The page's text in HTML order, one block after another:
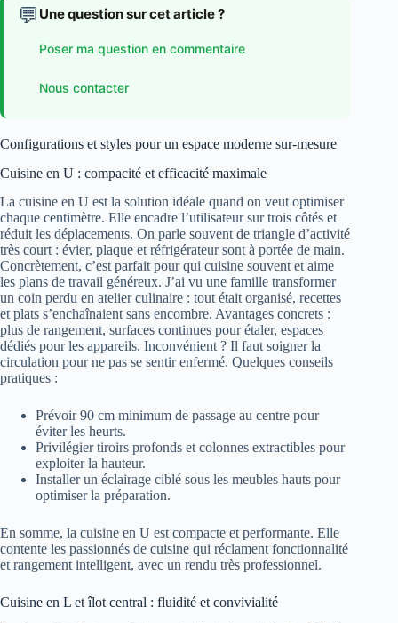
💬 Une question sur cet article ?
Poser ma question en commentaire
Nous contacter
Configurations et styles pour un espace moderne sur‑mesure
Cuisine en U : compacité et efficacité maximale
La cuisine en U est la solution idéale quand on veut optimiser
chaque centimètre. Elle encadre l’utilisateur sur trois côtés et
réduit les déplacements. On parle souvent de triangle d’activité
très court : évier, plaque et réfrigérateur sont à portée de main.
Concrètement, c’est parfait pour qui cuisine souvent et aime
les plans de travail généreux. J’ai vu une famille transformer
un coin perdu en atelier culinaire : tout était organisé, recettes
et plats s’enchaînaient sans encombre. Avantages concrets :
plus de rangement, surfaces continues pour étaler, espaces
dédiés pour les appareils. Inconvénient ? Il faut soigner la
circulation pour ne pas se sentir enfermé. Quelques conseils
pratiques :
Prévoir 90 cm minimum de passage au centre pour
éviter les heurts.
Privilégier tiroirs profonds et colonnes extractibles pour
exploiter la hauteur.
Installer un éclairage ciblé sous les meubles hauts pour
optimiser la préparation.
En somme, la cuisine en U est compacte et performante. Elle
contente les passionnés de cuisine qui réclament fonctionnalité
et rangement intelligent, avec un rendu très professionnel.
Cuisine en L et îlot central : fluidité et convivialité